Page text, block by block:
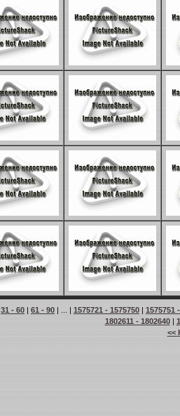
31 - 60 | 61 - 90 | ... | 1575721 - 1575750 | 1575751
1802611 - 1802640|
<<